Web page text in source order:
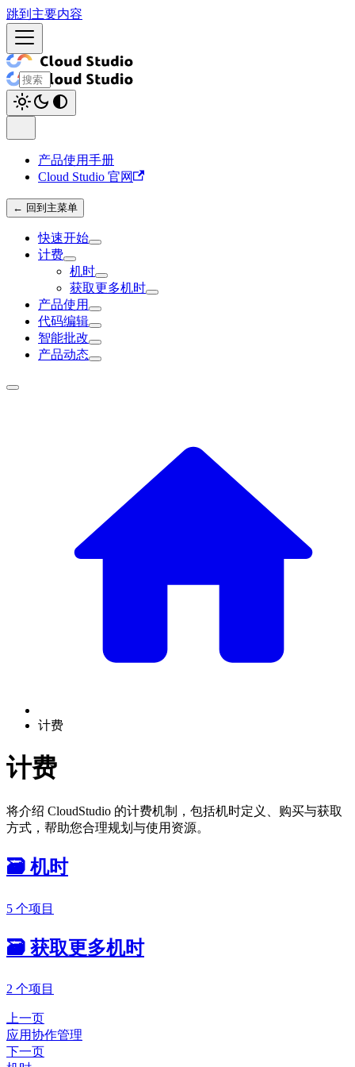
跳到主要内容
产品使用手册
Cloud Studio 官网
← 回到主菜单
快速开始
计费
机时
获取更多机时
产品使用
代码编辑
智能批改
产品动态
计费
计费
将介绍 CloudStudio 的计费机制，包括机时定义、购买与获取
方式，帮助您合理规划与使用资源。
🗃️ 机时
5 个项目
🗃️ 获取更多机时
2 个项目
上一页
应用协作管理
下一页